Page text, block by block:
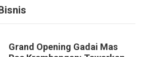
Grand Opening Gadai Mas